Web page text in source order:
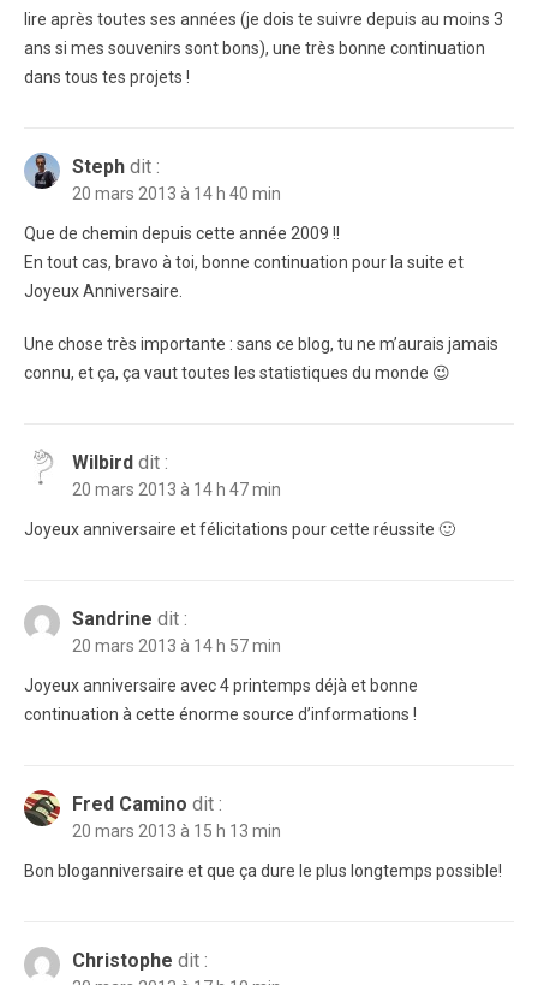
lire après toutes ses années (je dois te suivre depuis au moins 3
ans si mes souvenirs sont bons), une très bonne continuation
dans tous tes projets !
Steph dit :
20 mars 2013 à 14 h 40 min
Que de chemin depuis cette année 2009 !!
En tout cas, bravo à toi, bonne continuation pour la suite et
Joyeux Anniversaire.
Une chose très importante : sans ce blog, tu ne m’aurais jamais
connu, et ça, ça vaut toutes les statistiques du monde 😉
Wilbird dit :
20 mars 2013 à 14 h 47 min
Joyeux anniversaire et félicitations pour cette réussite 🙂
Sandrine dit :
20 mars 2013 à 14 h 57 min
Joyeux anniversaire avec 4 printemps déjà et bonne
continuation à cette énorme source d’informations !
Fred Camino dit :
20 mars 2013 à 15 h 13 min
Bon bloganniversaire et que ça dure le plus longtemps possible!
Christophe dit :